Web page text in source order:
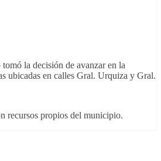
la decisión de avanzar en la
ubicadas en calles Gral. Urquiza y Gral.
recursos propios del municipio.